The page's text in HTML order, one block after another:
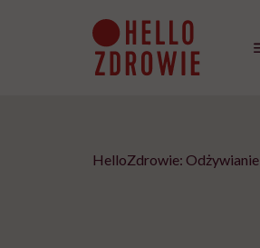
HelloZdrowie: Odżywianie